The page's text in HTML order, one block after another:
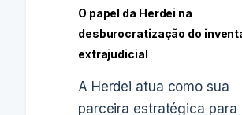
O papel da Herdei na
desburocratização do
extrajudicial
A Herdei atua como sua
parceira estratégica para